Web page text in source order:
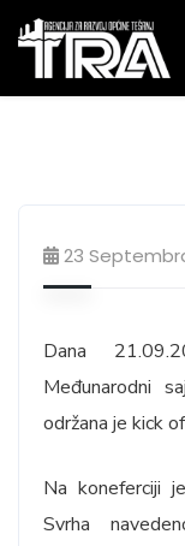
23
Dana
Međunarodni
održana je kick
Na koneferciji
Svrha